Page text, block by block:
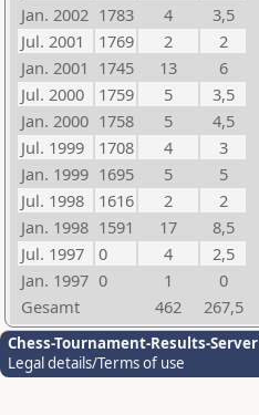
Jan. 2002 1783 4
3,5
Jul. 2001
1769 2
2
Jan. 2001 1745 13
6
Jul. 2000
1759 5
3,5
Jan. 2000 1758 5
4,5
Jul. 1999
1708 4
3
Jan. 1999 1695 5
5
Jul. 1998
1616 2
2
Jan. 1998 1591 17
8,5
Jul. 1997
0 4
2,5
Jan. 1997 0 1
0
Gesamt
462 267,5
Chess-Tournament-Results-Server
Legal details/Terms of use